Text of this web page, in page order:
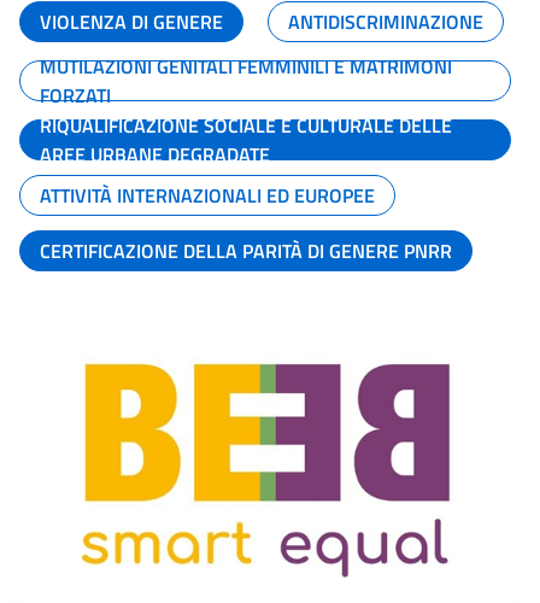
VIOLENZA DI GENERE
ANTIDISCRIMINAZIONE
MUTILAZIONI GENITALI FEMMINILI E MATRIMONI
FORZATI
RIQUALIFICAZIONE SOCIALE E CULTURALE DELLE
AREE URBANE DEGRADATE
ATTIVITÀ INTERNAZIONALI ED EUROPEE
CERTIFICAZIONE DELLA PARITÀ DI GENERE PNRR